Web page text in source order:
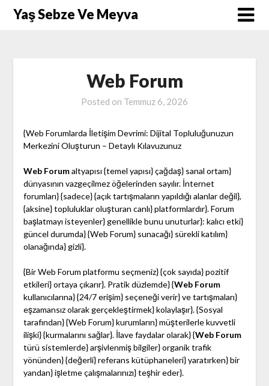
SkipYaş Sebze Ve Meyva
Web Forum
Posted on Temmuz 6, 2026
{Web Forumlarda İletişim Devrimi: Dijital Topluluğunuzun
Merkezini Oluşturun – Detaylı Kılavuzunuz
Web Forumaltyapısı {temel yapısı} çağdaş} sanal ortam}
dünyasının vazgeçilmez öğelerinden sayılır. İnternet
forumları} {sadece} {açık tartışmaların yapıldığı alanlar değil},
{aksine} topluluklar oluşturan canlı} platformlardır}. Forum
başlatmayı isteyenler} genellikle bunu unuturlar}: kalıcı etki}
güncel durumda} {Web Forum} sunacağı} sürekli katılım}
olanağında} gizli}.
{Bir Web Forum platformu seçmeniz} {çok sayıda} pozitif
etkileri} ortaya çıkarır}. Pratik düzlemde} {Web Forum
kullanıcılarına} {24/7 erişim} seçeneği verir} ve tartışmaları}
eşzamansız olarak gerçekleştirmek} kolaylaşır}. {Sosyal
tarafından} {Web Forum} kurumların} müşterilerle kuvvetli
ilişki} {kurmalarını sağlar}. İlave faydalar olarak} {Web Forum
türü sistemlerde} arşivlenmiş bilgiler} organik trafik
yönünden} {değerli} referans kütüphaneleri} yaratırken} bir
yandan} işletme çalışmalarınızı} teşhir eder}.